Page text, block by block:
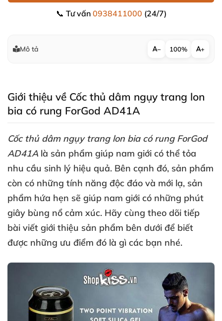
📞 Tư vấn 0938411000 (24/7)
Mô tả − 100% +
Giới thiệu về Cốc thủ dâm ngụy trang lon
bia có rung ForGod AD41A
Cốc thủ dâm ngụy trang lon bia có rung ForGod
AD41A là sản phẩm giúp nam giới có thể tỏa
nhu cầu sinh lý hiệu quả. Bên cạnh đó, sản phẩm
còn có những tính năng độc đáo và mới lạ, sản
phẩm hứa hẹn sẽ giúp nam giới có những phút
giây bùng nổ cảm xúc. Hãy cùng theo dõi tiếp
bài viết giới thiệu sản phẩm bên dưới để biết
được những ưu điểm đó là gì các bạn nhé.